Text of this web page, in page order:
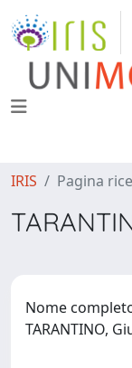
IRIS Pagina
Nome
TARANTINO,